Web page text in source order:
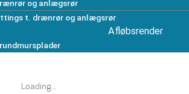
og anlægsrør
t. drænrør og anlægsrør
Afløbsrender
Loading...